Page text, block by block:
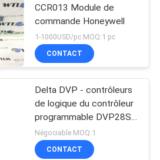
CCR013 Module de
commande Honeywell
1-1000USD/pc MOQ:1 pc
CONTACT
Delta DVP - contrôleurs
de logique du contrôleur
programmable DVP28SV
de PLC de la série SV2
Négociable MOQ:1
CONTACT